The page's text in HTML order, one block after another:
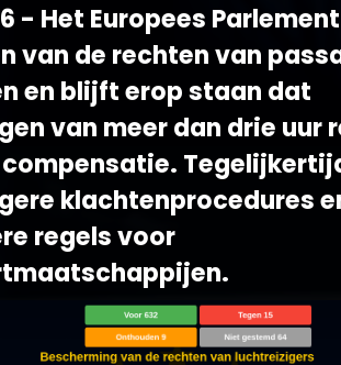
- Het Europees
van de rechten van
en blijft erop staan dat
van meer dan drie uur
klachtenprocedures
regels voor